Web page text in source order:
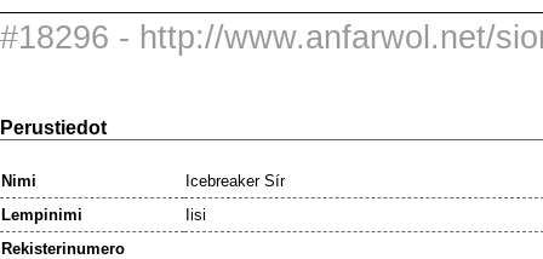
#18296 - http://www.anfarwol.net/
Perustiedot
Nimi
Icebreaker Sír
Lempinimi
Iisi
Rekisterinumero